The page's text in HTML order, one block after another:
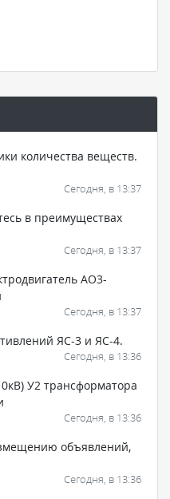
количества веществ.
Сегодня, в 13:37
в преимуществах
Сегодня, в 13:37
АО3-
Сегодня, в 13:37
ЯС-3 и ЯС-4.
Сегодня, в 13:36
У2 трансформатора
Сегодня, в 13:36
объявлений,
Сегодня, в 13:36